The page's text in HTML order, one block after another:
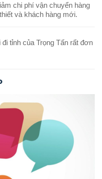
chi phí vận chuyển hàng
và khách hàng mới.
tỉnh của Trọng Tấn rất đơn